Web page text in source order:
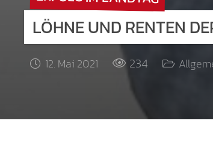
LÖHNE UND RENTEN
12. Mai 2021 234